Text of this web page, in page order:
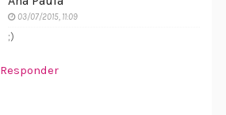
03/07/2015, 11:09
;)
Responder